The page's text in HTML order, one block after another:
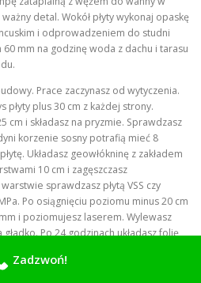
detal. Wokół płyty wykonaj opaskę
i odprowadzeniem do studni
60 mm na godzinę woda z dachu i tarasu
Prace zaczynasz od wytyczenia.
płyty plus 30 cm z każdej strony.
cm i składasz na pryzmie. Sprawdzasz
korzenie sosny potrafią mieć 8
Układasz geowłókninę z zakładem
10 cm i zagęszczasz
sprawdzasz płytą VSS czy
Po osiągnięciu poziomu minus 20 cm
i poziomujesz laserem. Wylewasz
Po 24 godzinach układasz folię,
Siatka ma być łączona na zakład 40
dodajesz pręty fi 12 mm L kształtne.
Zadzwoń!